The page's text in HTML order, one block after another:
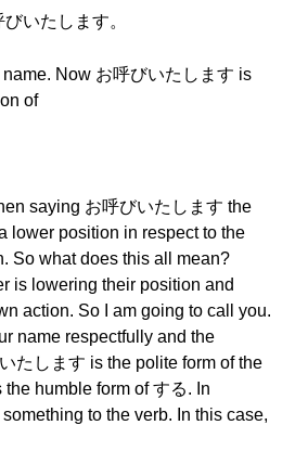
いたします。
Now お呼びいたします is
of
saying お呼びいたします the
lower position in respect to the
So what does this all mean?
is lowering their position and
action. So I am going to call you.
name respectfully and the
たします is the polite form of the
humble form of する. In
to the verb. In this case,